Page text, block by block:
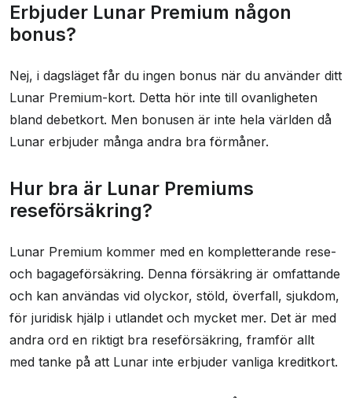
Erbjuder Lunar Premium någon
bonus?
Nej, i dagsläget får du ingen bonus när du använder ditt
Lunar Premium-kort. Detta hör inte till ovanligheten
bland debetkort. Men bonusen är inte hela världen då
Lunar erbjuder många andra bra förmåner.
Hur bra är Lunar Premiums
reseförsäkring?
Lunar Premium kommer med en kompletterande rese-
och bagageförsäkring. Denna försäkring är omfattande
och kan användas vid olyckor, stöld, överfall, sjukdom,
för juridisk hjälp i utlandet och mycket mer. Det är med
andra ord en riktigt bra reseförsäkring, framför allt
med tanke på att Lunar inte erbjuder vanliga kreditkort.